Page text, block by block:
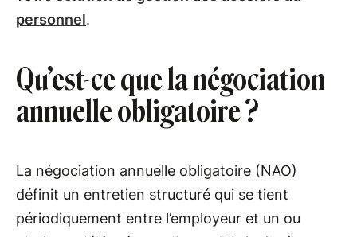
personnel.
Qu’est-ce que la négociation
annuelle obligatoire ?
La négociation annuelle obligatoire (NAO)
définit un entretien structuré qui se tient
périodiquement entre l’employeur et un ou